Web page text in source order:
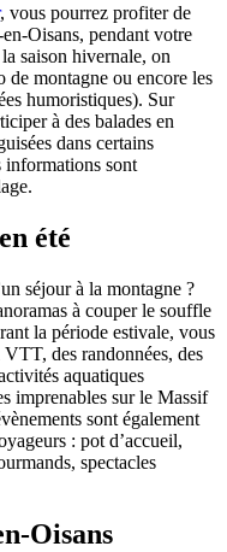
, vous pourrez profiter de
Oisans, pendant votre
saison hivernale, on
de montagne ou encore les
humoristiques). Sur
à des balades en
dans certains
informations sont
été
séjour à la montagne ?
à couper le souffle
la période estivale, vous
des randonnées, des
aquatiques
sur le Massif
sont également
: pot d’accueil,
spectacles
Oisans